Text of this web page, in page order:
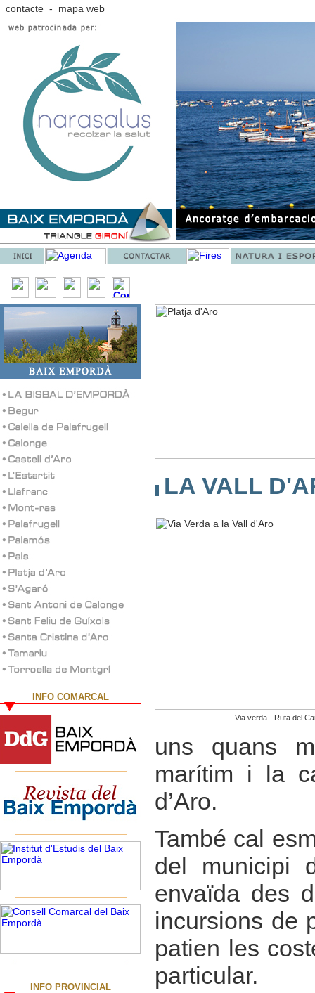
contacte - mapa web
INFO COMARCAL
INFO PROVINCIAL
LA VALL
Via verda - Ruta del
uns quans
marítim i la
d’Aro.
També cal
del municipi
envaïda des
incursions de
patien les
particular.